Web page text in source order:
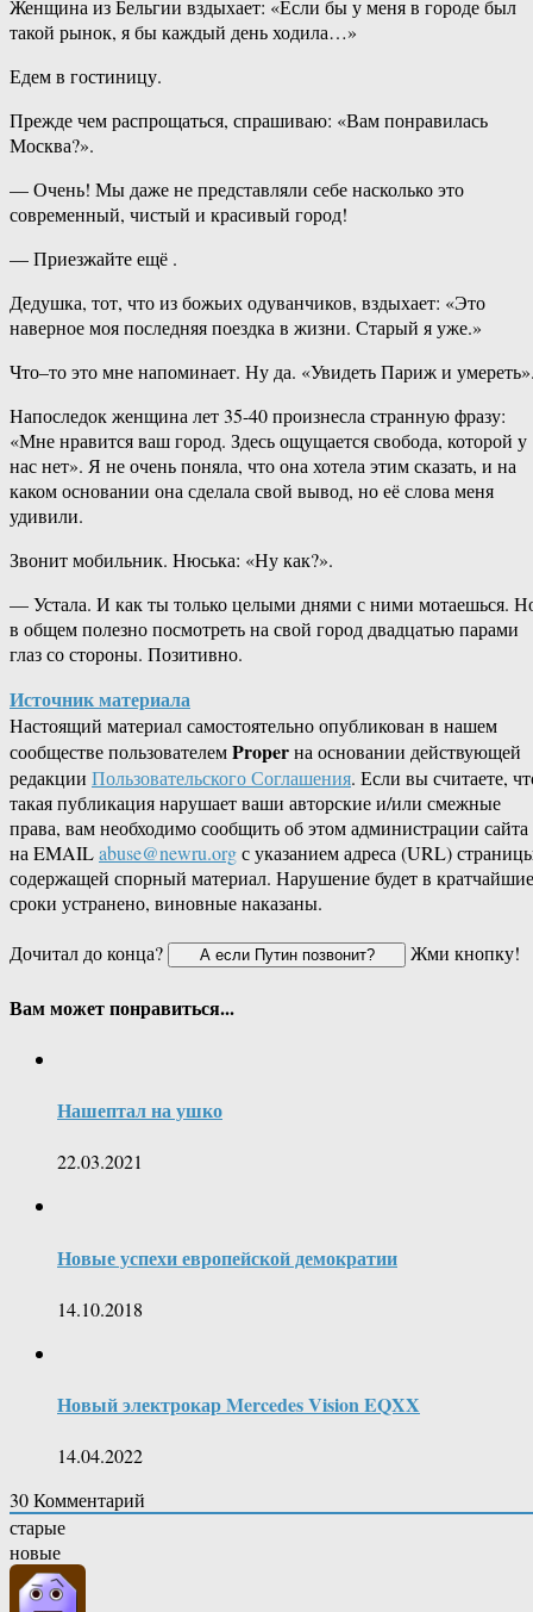
Женщина из Бельгии вздыхает: «Если бы у меня в городе был
такой рынок, я бы каждый день ходила…»
Едем в гостиницу.
Прежде чем распрощаться, спрашиваю: «Вам понравилась
Москва?».
— Очень! Мы даже не представляли себе насколько это
современный, чистый и красивый город!
— Приезжайте ещё .
Дедушка, тот, что из божьих одуванчиков, вздыхает: «Это
наверное моя последняя поездка в жизни. Старый я уже.»
Что–то это мне напоминает. Ну да. «Увидеть Париж и
Напоследок женщина лет 35-40 произнесла странную фразу:
«Мне нравится ваш город. Здесь ощущается свобода, которой у
нас нет». Я не очень поняла, что она хотела этим сказать, и на
каком основании она сделала свой вывод, но её слова меня
удивили.
Звонит мобильник. Нюська: «Ну как?».
— Устала. И как ты только целыми днями с ними мотаешься.
в общем полезно посмотреть на свой город двадцатью парами
глаз со стороны. Позитивно.
Источник материала
Настоящий материал самостоятельно опубликован в нашем
сообществе пользователемProperна основании действующей
редакции Пользовательского Соглашения. Если вы считаете,
такая публикация нарушает ваши авторские и/или смежные
права, вам необходимо сообщить об этом администрации сайта
на EMAILabuse@newru.orgс указанием адреса (URL)
содержащей спорный материал. Нарушение будет в кратчайшие
сроки устранено, виновные наказаны.
Дочитал до конца?
Жми кнопку!
Вам может понравиться...
Нашептал на ушко
22.03.2021
Новые успехи европейской демократии
14.10.2018
Новый электрокар Mercedes Vision EQXX
14.04.2022
30Комментарий
старые
новые